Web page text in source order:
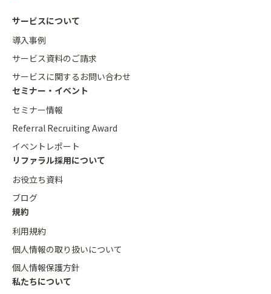
サービスについて
導入事例
サービス資料のご請求
サービスに関するお問い合わせ
セミナー・イベント
セミナー情報
Referral Recruiting Award
イベントレポート
リファラル採用について
お役立ち資料
ブログ
規約
利用規約
個人情報の取り扱いについて
個人情報保護方針
私たちについて